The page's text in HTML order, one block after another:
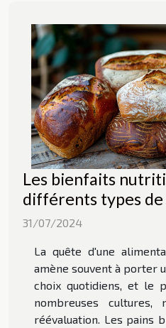
Les bienfaits
différents types de
31/07/2024
La quête d'une
amène souvent à porter
choix quotidiens, et le
nombreuses
réévaluation. Les pains